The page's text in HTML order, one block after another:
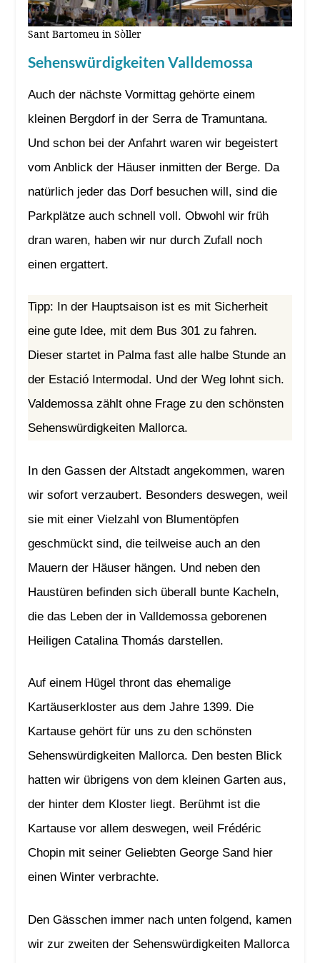
Sant Bartomeu in Sòller
Sehenswürdigkeiten Valldemossa
Auch der nächste Vormittag gehörte einem
kleinen Bergdorf in der Serra de Tramuntana.
Und schon bei der Anfahrt waren wir begeistert
vom Anblick der Häuser inmitten der Berge. Da
natürlich jeder das Dorf besuchen will, sind die
Parkplätze auch schnell voll. Obwohl wir früh
dran waren, haben wir nur durch Zufall noch
einen ergattert.
Tipp: In der Hauptsaison ist es mit Sicherheit
eine gute Idee, mit dem Bus 301 zu fahren.
Dieser startet in Palma fast alle halbe Stunde an
der Estació Intermodal. Und der Weg lohnt sich.
Valdemossa zählt ohne Frage zu den schönsten
Sehenswürdigkeiten Mallorca.
In den Gassen der Altstadt angekommen, waren
wir sofort verzaubert. Besonders deswegen, weil
sie mit einer Vielzahl von Blumentöpfen
geschmückt sind, die teilweise auch an den
Mauern der Häuser hängen. Und neben den
Haustüren befinden sich überall bunte Kacheln,
die das Leben der in Valldemossa geborenen
Heiligen Catalina Thomás darstellen.
Auf einem Hügel thront das ehemalige
Kartäuserkloster aus dem Jahre 1399. Die
Kartause gehört für uns zu den schönsten
Sehenswürdigkeiten Mallorca. Den besten Blick
hatten wir übrigens von dem kleinen Garten aus,
der hinter dem Kloster liegt. Berühmt ist die
Kartause vor allem deswegen, weil Frédéric
Chopin mit seiner Geliebten George Sand hier
einen Winter verbrachte.
Den Gässchen immer nach unten folgend, kamen
wir zur zweiten der Sehenswürdigkeiten Mallorca